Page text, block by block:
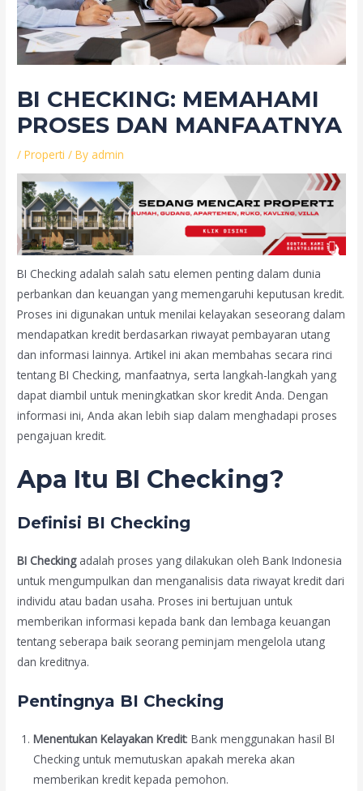
BI CHECKING: MEMAHAMI
PROSES DAN MANFAATNYA
/Properti / By admin
BI Checking adalah salah satu elemen penting dalam dunia
perbankan dan keuangan yang memengaruhi keputusan kredit.
Proses ini digunakan untuk menilai kelayakan seseorang dalam
mendapatkan kredit berdasarkan riwayat pembayaran utang
dan informasi lainnya. Artikel ini akan membahas secara rinci
tentang BI Checking, manfaatnya, serta langkah-langkah yang
dapat diambil untuk meningkatkan skor kredit Anda. Dengan
informasi ini, Anda akan lebih siap dalam menghadapi proses
pengajuan kredit.
Apa Itu BI Checking?
Definisi BI Checking
BI Checkingadalah proses yang dilakukan oleh Bank Indonesia
untuk mengumpulkan dan menganalisis data riwayat kredit dari
individu atau badan usaha. Proses ini bertujuan untuk
memberikan informasi kepada bank dan lembaga keuangan
tentang seberapa baik seorang peminjam mengelola utang
dan kreditnya.
Pentingnya BI Checking
Menentukan Kelayakan Kredit: Bank menggunakan hasil BI
Checking untuk memutuskan apakah mereka akan
memberikan kredit kepada pemohon.